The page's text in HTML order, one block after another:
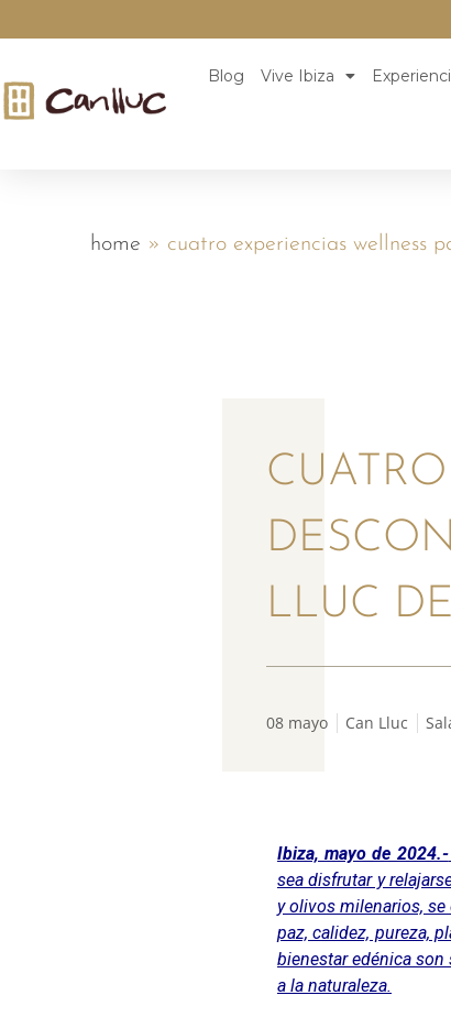
Blog Vive Ibiza
home » cuatro experiencias wellness
LLUC
08 mayo Can Lluc
Ibiza, mayo de 2024.-
sea disfrutar y
y olivos milenarios,
paz, calidez, pureza,
bienestar edénica
a la naturaleza.